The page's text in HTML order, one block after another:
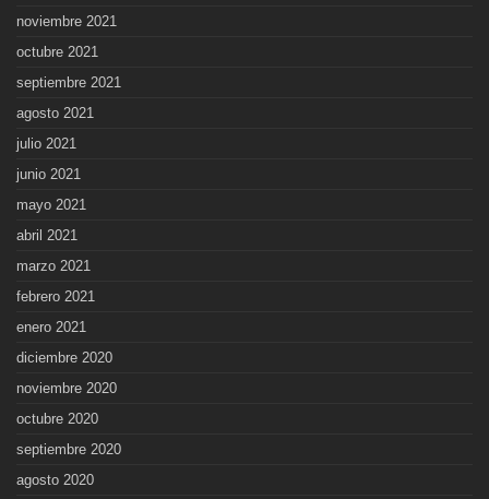
noviembre 2021
octubre 2021
septiembre 2021
agosto 2021
julio 2021
junio 2021
mayo 2021
abril 2021
marzo 2021
febrero 2021
enero 2021
diciembre 2020
noviembre 2020
octubre 2020
septiembre 2020
agosto 2020